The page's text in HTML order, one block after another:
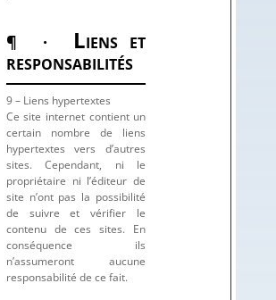
¶ · LIENS ET
RESPONSABILITÉS
9 – Liens hypertextes
Ce site internet contient un
certain nombre de liens
hypertextes vers d’autres
sites. Cependant, ni le
propriétaire ni l’éditeur de
site n’ont pas la possibilité
de suivre et vérifier le
contenu de ces sites. En
conséquence ils
n’assumeront aucune
responsabilité de ce fait.